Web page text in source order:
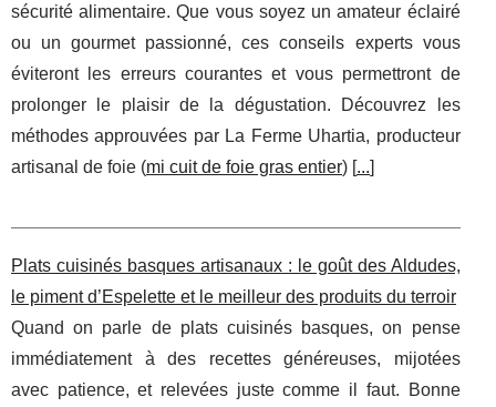
sécurité alimentaire. Que vous soyez un amateur éclairé
ou un gourmet passionné, ces conseils experts vous
éviteront les erreurs courantes et vous permettront de
prolonger le plaisir de la dégustation. Découvrez les
méthodes approuvées par La Ferme Uhartia, producteur
artisanal de foie (mi cuit de foie gras entier) [...]
Plats cuisinés basques artisanaux : le goût des Aldudes,
le piment d’Espelette et le meilleur des produits du terroir
Quand on parle de plats cuisinés basques, on pense
immédiatement à des recettes généreuses, mijotées
avec patience, et relevées juste comme il faut. Bonne